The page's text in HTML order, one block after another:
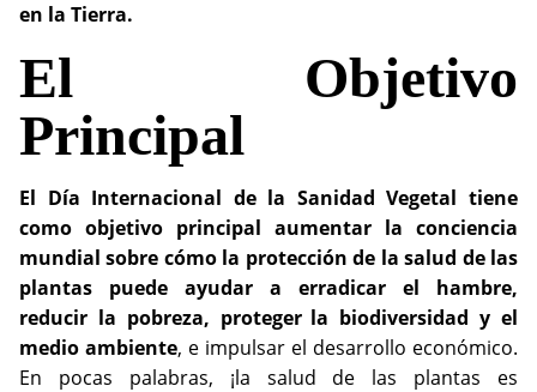
en la Tierra.
El Objetivo
Principal
El Día Internacional de la Sanidad Vegetal tiene
como objetivo principal aumentar la conciencia
mundial sobre cómo la protección de la salud de las
plantas puede ayudar a erradicar el hambre,
reducir la pobreza, proteger la biodiversidad y el
medio ambiente, e impulsar el desarrollo económico.
En pocas palabras, ¡la salud de las plantas es